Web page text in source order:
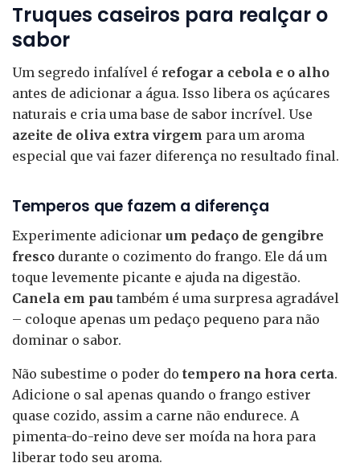
Truques caseiros para realçar o
sabor
Um segredo infalível é refogar a cebola e o alho
antes de adicionar a água. Isso libera os açúcares
naturais e cria uma base de sabor incrível. Use
azeite de oliva extra virgem para um aroma
especial que vai fazer diferença no resultado final.
Temperos que fazem a diferença
Experimente adicionar um pedaço de gengibre
fresco durante o cozimento do frango. Ele dá um
toque levemente picante e ajuda na digestão.
Canela em pau também é uma surpresa agradável
– coloque apenas um pedaço pequeno para não
dominar o sabor.
Não subestime o poder do tempero na hora certa.
Adicione o sal apenas quando o frango estiver
quase cozido, assim a carne não endurece. A
pimenta-do-reino deve ser moída na hora para
liberar todo seu aroma.